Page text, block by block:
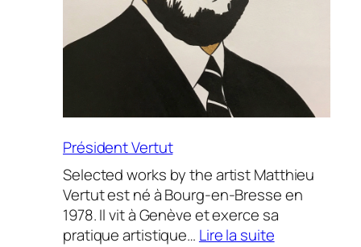
Président Vertut
Selected works by the artist Matthieu
Vertut est né à Bourg-en-Bresse en
1978. Il vit à Genève et exerce sa
pratique artistique… Lire la suite: